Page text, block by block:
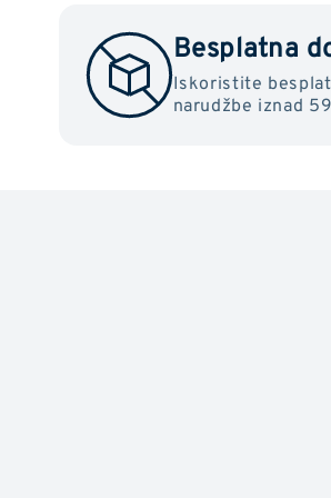
Besplatna
Iskoristite
narudžbe iznad